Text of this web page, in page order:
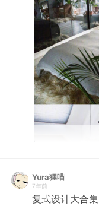
Yura狸喵
7年前
复式设计大合集 ​ ​​​​